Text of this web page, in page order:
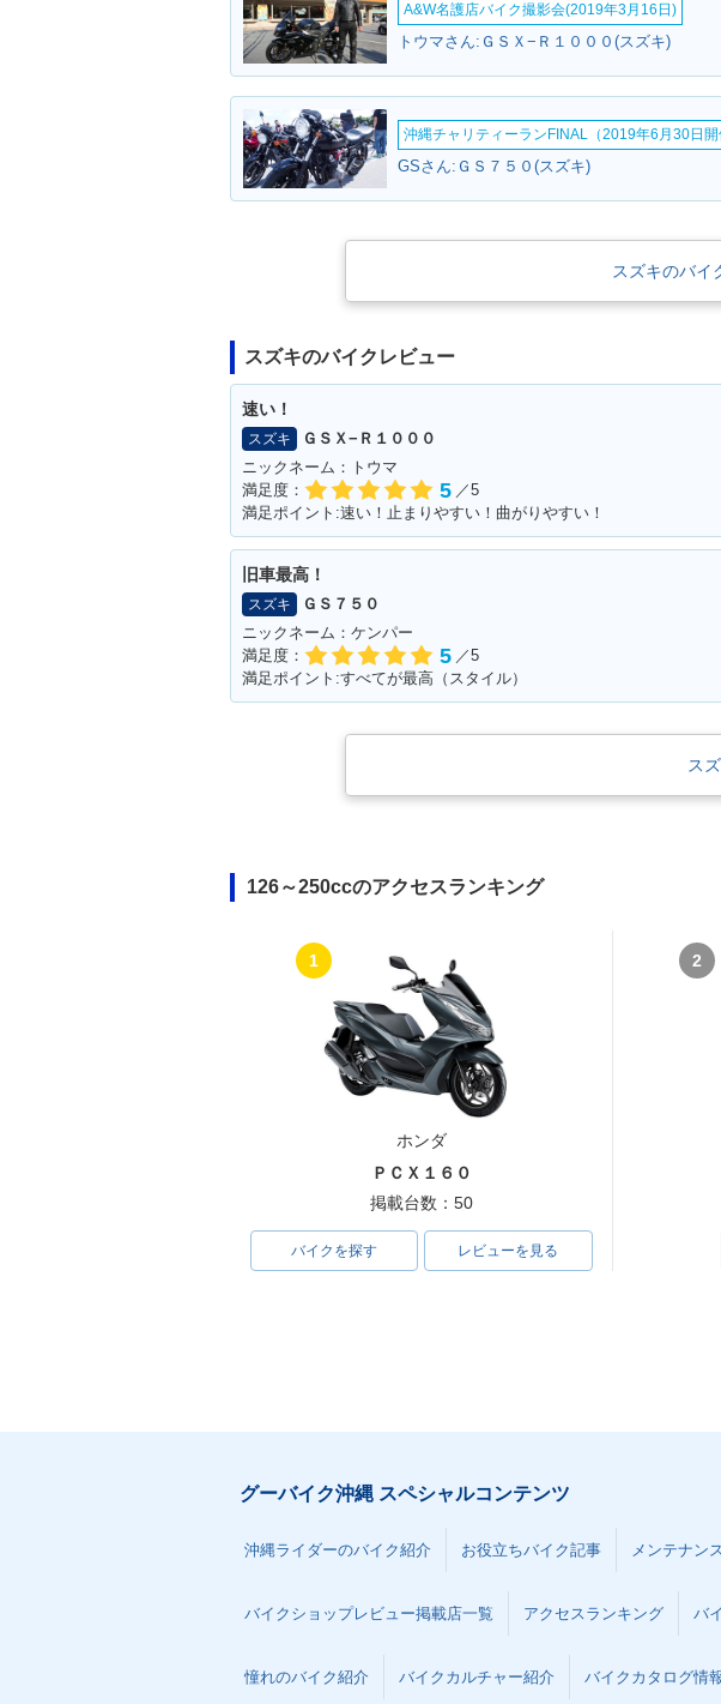
A&W名護店バイク撮影会(2019年3月16日)
トウマさん:ＧＳＸ−Ｒ１０００(スズキ)
沖縄チャリティーランFINAL（2019年6月30日開
GSさん:ＧＳ７５０(スズキ)
スズキのバイ
スズキのバイクレビュー
速い！
スズキ
ＧＳＸ−Ｒ１０００
ニックネーム：トウマ
満足度：
5 ／5
満足ポイント:速い！止まりやすい！曲がりやすい！
旧車最高！
スズキ
ＧＳ７５０
ニックネーム：ケンパー
満足度：
5 ／5
満足ポイント:すべてが最高（スタイル）
ス
126～250ccのアクセスランキング
1
ホンダ
ＰＣＸ１６０
掲載台数：50
バイクを探す レビューを見る
2
グーバイク沖縄 スペシャルコンテンツ
沖縄ライダーのバイク紹介 お役立ちバイク記事 メンテナン
バイクショップレビュー掲載店一覧 アクセスランキング バ
憧れのバイク紹介 バイクカルチャー紹介 バイクカタログ情